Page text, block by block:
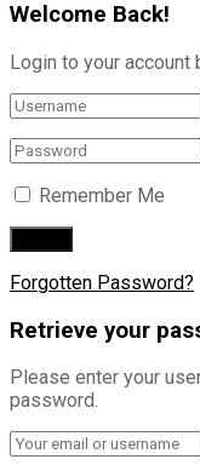
Welcome Back!
Login to your account
Remember Me
Forgotten Password?
Retrieve your
Please enter your
password.